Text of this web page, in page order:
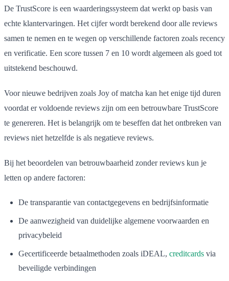
De TrustScore is een waarderingssysteem dat werkt op basis van
echte klantervaringen. Het cijfer wordt berekend door alle reviews
samen te nemen en te wegen op verschillende factoren zoals recency
en verificatie. Een score tussen 7 en 10 wordt algemeen als goed tot
uitstekend beschouwd.
Voor nieuwe bedrijven zoals Joy of matcha kan het enige tijd duren
voordat er voldoende reviews zijn om een betrouwbare TrustScore
te genereren. Het is belangrijk om te beseffen dat het ontbreken van
reviews niet hetzelfde is als negatieve reviews.
Bij het beoordelen van betrouwbaarheid zonder reviews kun je
letten op andere factoren:
De transparantie van contactgegevens en bedrijfsinformatie
De aanwezigheid van duidelijke algemene voorwaarden en
privacybeleid
Gecertificeerde betaalmethoden zoals iDEAL, creditcards via
beveiligde verbindingen